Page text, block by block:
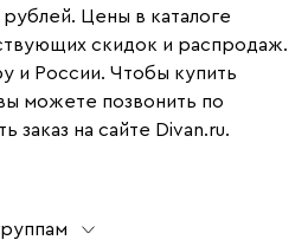
Цены в каталоге
скидок и распродаж.
и России. Чтобы купить
можете позвонить по
заказ на сайте Divan.ru.